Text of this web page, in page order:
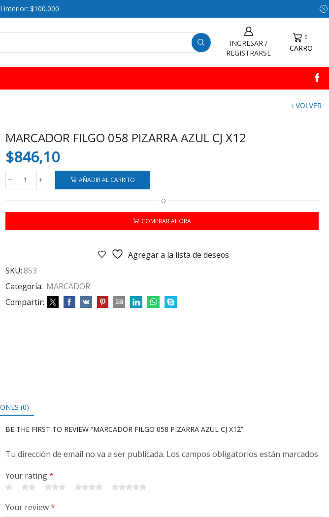
interior: $100.000
INGRESAR /
REGISTRARSE
0
CARRO
VOLVER
MARCADOR FILGO 058 PIZARRA AZUL CJ X12
$846,10
MARCADOR
PIZARRA
CJ
AÑADIR AL CARRITO
O
COMPRAR AHORA
Agregar a la lista de deseos
SKU:853
Categoría: MARCADOR
Compartir:
(0)
BE THE FIRST TO REVIEW “MARCADOR FILGO 058 PIZARRA AZUL CJ X12”
Tu dirección de email no va a ser publicada. Los campos obligatorios están marcados
Your rating*
Your review*